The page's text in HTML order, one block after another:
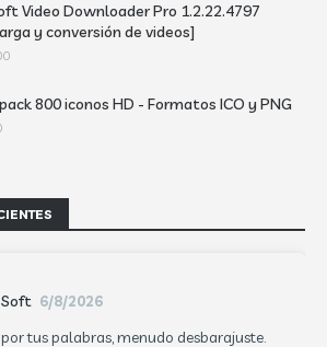
Video Downloader Pro 1.2.22.4797
y conversión de videos]
800 iconos HD - Formatos ICO y PNG
6/8/2026
tus palabras, menudo desbarajuste.